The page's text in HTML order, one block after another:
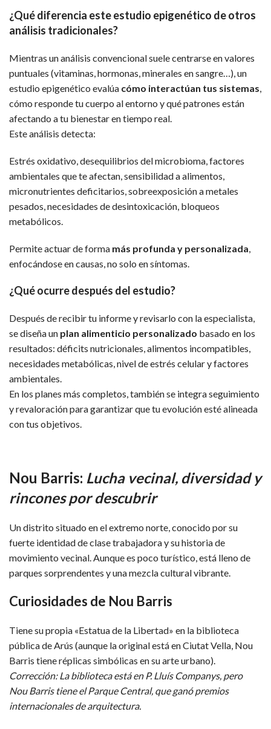
¿Qué diferencia este estudio epigenético de otros
análisis tradicionales?
Mientras un análisis convencional suele centrarse en valores
puntuales (vitaminas, hormonas, minerales en sangre…), un
estudio epigenético evalúa cómo interactúan tus sistemas,
cómo responde tu cuerpo al entorno y qué patrones están
afectando a tu bienestar en tiempo real.
Este análisis detecta:
Estrés oxidativo, desequilibrios del microbioma, factores
ambientales que te afectan, sensibilidad a alimentos,
micronutrientes deficitarios, sobreexposición a metales
pesados, necesidades de desintoxicación, bloqueos
metabólicos.
Permite actuar de forma más profunda y personalizada,
enfocándose en causas, no solo en síntomas.
¿Qué ocurre después del estudio?
Después de recibir tu informe y revisarlo con la especialista,
se diseña un plan alimenticio personalizado basado en los
resultados: déficits nutricionales, alimentos incompatibles,
necesidades metabólicas, nivel de estrés celular y factores
ambientales.
En los planes más completos, también se integra seguimiento
y revaloración para garantizar que tu evolución esté alineada
con tus objetivos.
Nou Barris: Lucha vecinal, diversidad y
rincones por descubrir
Un distrito situado en el extremo norte, conocido por su
fuerte identidad de clase trabajadora y su historia de
movimiento vecinal. Aunque es poco turístico, está lleno de
parques sorprendentes y una mezcla cultural vibrante.
Curiosidades de Nou Barris
Tiene su propia «Estatua de la Libertad» en la biblioteca
pública de Arús (aunque la original está en Ciutat Vella, Nou
Barris tiene réplicas simbólicas en su arte urbano).
Corrección: La biblioteca está en P. Lluís Companys, pero
Nou Barris tiene el Parque Central, que ganó premios
internacionales de arquitectura.